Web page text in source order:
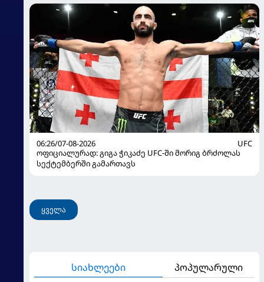
06:26/07-08-2026
UFC
ოფიციალურად: გიგა ჭიკაძე UFC-ში მორიგ ბრძოლას
სექტემბერში გამართავს
ყველა
სიახლეები პოპულარული